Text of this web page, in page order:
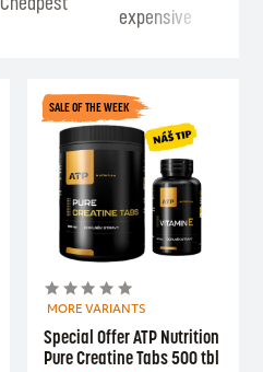
expensive
SALE OF THE WEEK
MORE VARIANTS
Special Offer ATP Nutrition
Pure Creatine Tabs 500 tbl